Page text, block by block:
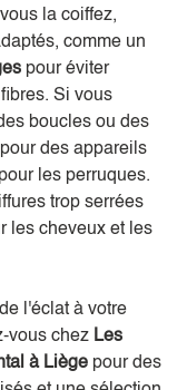
la coiffez,
comme un
pour éviter
Si vous
boucles ou des
des appareils
les perruques.
trop serrées
les cheveux et les
l'éclat à votre
vous chez Les
à Liège pour des